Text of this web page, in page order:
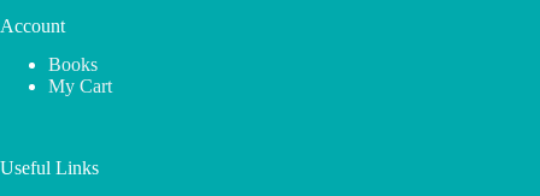
Account
Books
My Cart
Useful Links